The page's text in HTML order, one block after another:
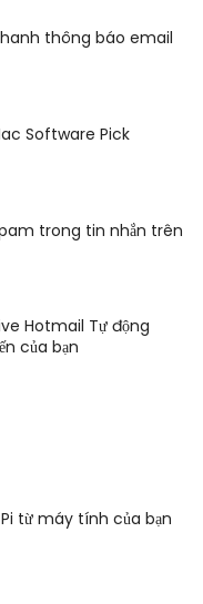
thông báo email
Software Pick
trong tin nhắn trên
Hotmail Tự động
của bạn
từ máy tính của bạn